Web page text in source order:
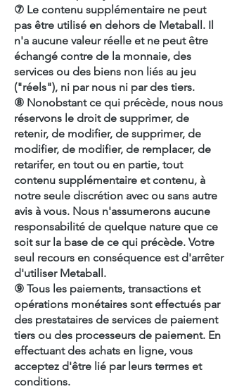
⑦ Le contenu supplémentaire ne peut
pas être utilisé en dehors de Metaball. Il
n'a aucune valeur réelle et ne peut être
échangé contre de la monnaie, des
services ou des biens non liés au jeu
("réels"), ni par nous ni par des tiers.
⑧ Nonobstant ce qui précède, nous nous
réservons le droit de supprimer, de
retenir, de modifier, de supprimer, de
modifier, de modifier, de remplacer, de
retarifer, en tout ou en partie, tout
contenu supplémentaire et contenu, à
notre seule discrétion avec ou sans autre
avis à vous. Nous n'assumerons aucune
responsabilité de quelque nature que ce
soit sur la base de ce qui précède. Votre
seul recours en conséquence est d'arrêter
d'utiliser Metaball.
⑨ Tous les paiements, transactions et
opérations monétaires sont effectués par
des prestataires de services de paiement
tiers ou des processeurs de paiement. En
effectuant des achats en ligne, vous
acceptez d'être lié par leurs termes et
conditions.